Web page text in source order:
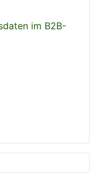
im B2B-